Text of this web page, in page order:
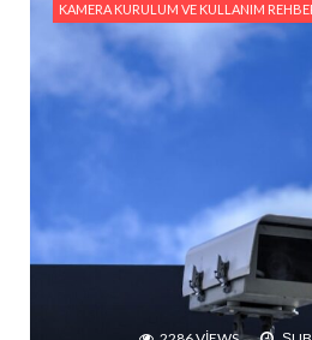
KAMERA KURULUM VE KULLANIM